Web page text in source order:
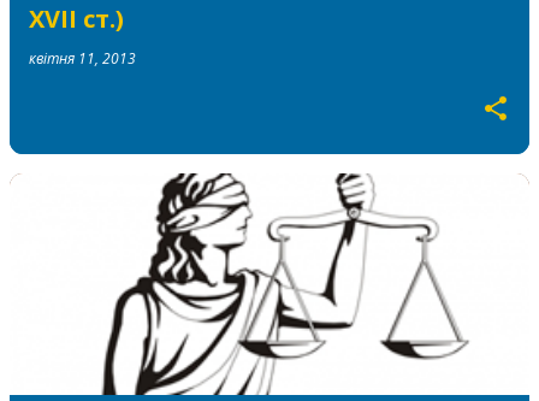
XVII ст.)
квітня 11, 2013